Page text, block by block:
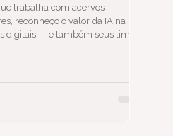
trabalha com acervos
reconheço o valor da IA na
digitais — e também seus limites.